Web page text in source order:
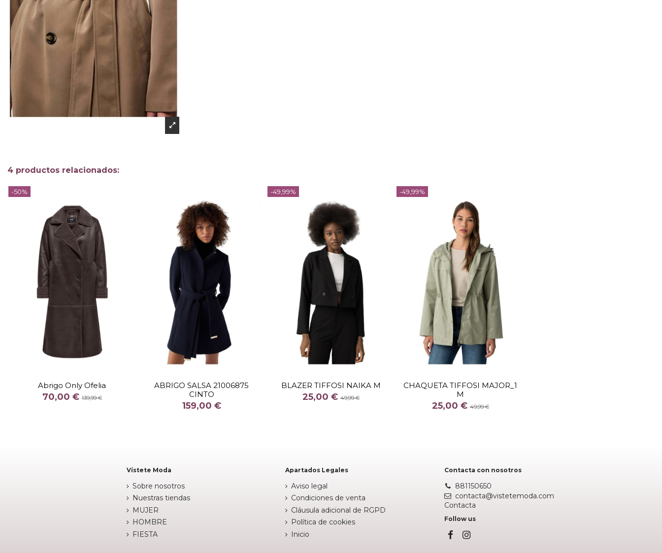
4 productos relacionados:
-50%
Abrigo Only Ofelia
70,00 € 139,99 €
COLOR
ABRIGO SALSA 21006875
CINTO
159,00 €
TALLA
COLOR
NEGRO
-49,99%
BLAZER TIFFOSI NAIKA M
25,00 € 49,99 €
TALLA
COLOR
-49,99%
CHAQUETA TIFFOSI MAJOR_1
M
25,00 €49,99 €
TALLA
COLOR
NEGROVERDE
Vístete Moda
Sobre nosotros
Nuestras tiendas
MUJER
HOMBRE
FIESTA
Apartados Legales
Aviso legal
Condiciones de venta
Cláusula adicional de RGPD
Política de cookies
Inicio
Contacta con nosotros
881150650
contacta@vistetemoda.com
Contacta
Follow us